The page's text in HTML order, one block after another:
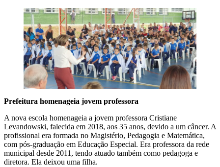
Prefeitura homenageia jovem professora
A nova escola homenageia a jovem professora Cristiane
Levandowski, falecida em 2018, aos 35 anos, devido a um câncer. A
profissional era formada no Magistério, Pedagogia e Matemática,
com pós-graduação em Educação Especial. Era professora da rede
municipal desde 2011, tendo atuado também como pedagoga e
diretora. Ela deixou uma filha.